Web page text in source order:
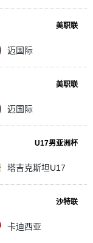
美职联
迈国际
美职联
迈国际
U17男亚洲杯
塔吉克斯坦U17
沙特联
卡迪西亚